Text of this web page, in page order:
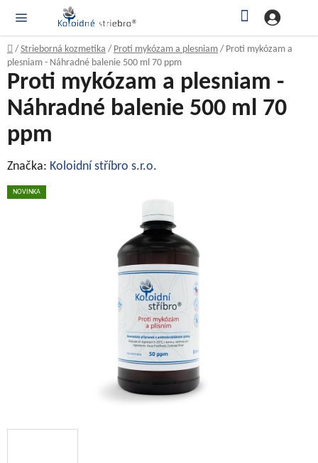
obsah
Domov
/ Strieborná kozmetika / Proti mykózam a plesniam / Proti mykózam a
plesniam - Náhradné balenie 500 ml 70 ppm
Proti mykózam a plesniam -
Náhradné balenie 500 ml 70
ppm
Značka: Koloidní stříbro s.r.o.
NOVINKA